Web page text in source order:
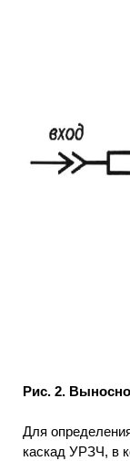
Рис. 2.
Для
каскад УPЗЧ, в